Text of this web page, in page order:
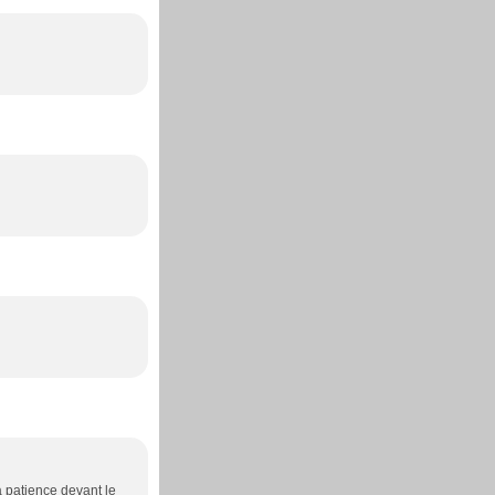
patience devant le